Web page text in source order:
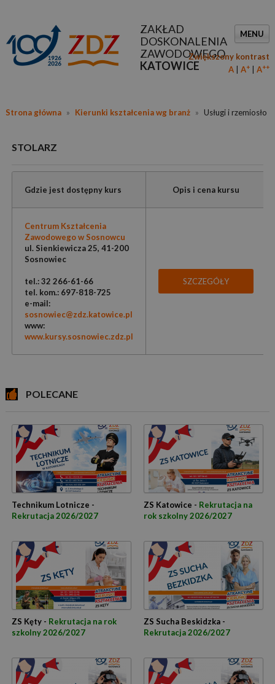
ZAKŁAD
DOSKONALENIA
ZAWODOWEGO
KATOWICE
MENU
Zwiększony kontrast
A
A+ A++
Strona główna » Kierunki kształcenia wg branż » Usługi i rzemiosło
STOLARZ
Gdzie jest dostępny kurs Opis i cena kursu
Centrum Kształcenia
Zawodowego w Sosnowcu
ul. Sienkiewicza 25, 41-200
Sosnowiec
tel.: 32 266-61-66
tel. kom.: 697-818-725
e-mail:
sosnowiec@zdz.katowice.pl
www:
www.kursy.sosnowiec.zdz.pl
SZCZEGÓŁY
POLECANE
Technikum Lotnicze -
Rekrutacja 2026/2027
ZS Katowice - Rekrutacja na
rok szkolny 2026/2027
ZS Kęty - Rekrutacja na rok
szkolny 2026/2027
ZS Sucha Beskidzka -
Rekrutacja 2026/2027